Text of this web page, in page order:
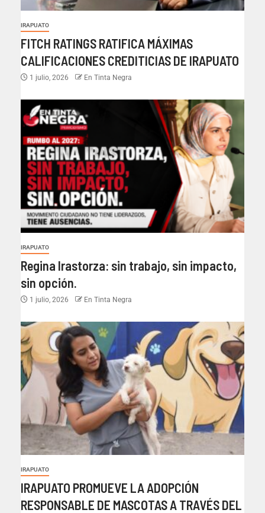
IRAPUATO
FITCH RATINGS RATIFICA MÁXIMAS
CALIFICACIONES CREDITICIAS DE IRAPUATO
1 julio, 2026 En Tinta Negra
IRAPUATO
Regina Irastorza: sin trabajo, sin impacto,
sin opción.
1 julio, 2026 En Tinta Negra
IRAPUATO
IRAPUATO PROMUEVE LA ADOPCIÓN
RESPONSABLE DE MASCOTAS A TRAVÉS DEL